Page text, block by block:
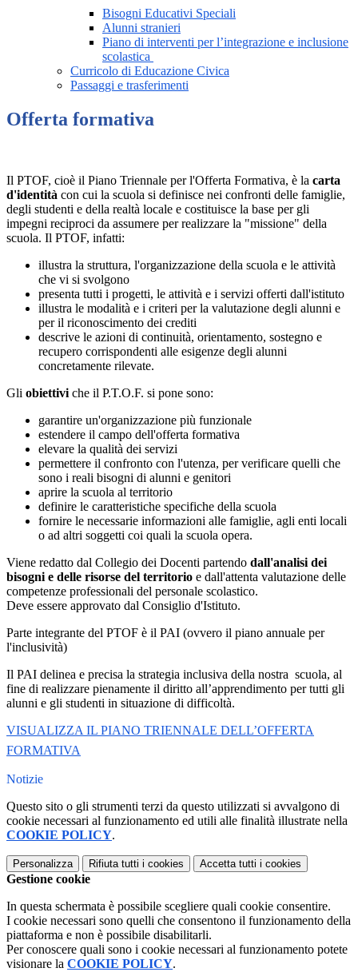
Bisogni Educativi Speciali
Alunni stranieri
Piano di interventi per l’integrazione e inclusione
scolastica
Curricolo di Educazione Civica
Passaggi e trasferimenti
Offerta formativa
Il PTOF, cioè il Piano Triennale per l'Offerta Formativa, è la carta
d'identità con cui la scuola si definisce nei confronti delle famiglie,
degli studenti e della realtà locale e costituisce la base per gli
impegni reciproci da assumere per realizzare la "missione" della
scuola. Il PTOF, infatti:
illustra la struttura, l'organizzazione della scuola e le attività
che vi si svolgono
presenta tutti i progetti, le attività e i servizi offerti dall'istituto
illustra le modalità e i criteri per la valutazione degli alunni e
per il riconoscimento dei crediti
descrive le azioni di continuità, orientamento, sostegno e
recupero corrispondenti alle esigenze degli alunni
concretamente rilevate.
Gli obiettivi che il P.T.O.F. si pone sono:
garantire un'organizzazione più funzionale
estendere il campo dell'offerta formativa
elevare la qualità dei servizi
permettere il confronto con l'utenza, per verificare quelli che
sono i reali bisogni di alunni e genitori
aprire la scuola al territorio
definire le caratteristiche specifiche della scuola
fornire le necessarie informazioni alle famiglie, agli enti locali
o ad altri soggetti coi quali la scuola opera.
Viene redatto dal Collegio dei Docenti partendo dall'analisi dei
bisogni e delle risorse del territorio e dall'attenta valutazione delle
competenze professionali del personale scolastico.
Deve essere approvato dal Consiglio d'Istituto.
Parte integrante del PTOF è il PAI (ovvero il piano annuale per
l'inclusività)
Il PAI delinea e precisa la strategia inclusiva della nostra scuola, al
fine di realizzare pienamente il diritto all’apprendimento per tutti gli
alunni e gli studenti in situazione di difficoltà.
VISUALIZZA IL PIANO TRIENNALE DELL’OFFERTA
FORMATIVA
Notizie
Questo sito o gli strumenti terzi da questo utilizzati si avvalgono di
cookie necessari al funzionamento ed utili alle finalità illustrate nella
COOKIE POLICY.
Personalizza Rifiuta tutti i cookies Accetta tutti i cookies
Gestione cookie
In questa schermata è possibile scegliere quali cookie consentire.
I cookie necessari sono quelli che consentono il funzionamento della
piattaforma e non è possibile disabilitarli.
Per conoscere quali sono i cookie necessari al funzionamento potete
visionare la COOKIE POLICY.